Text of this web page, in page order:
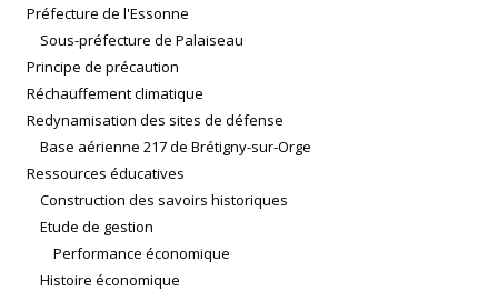
Préfecture de l'Essonne
Sous-préfecture de Palaiseau
Principe de précaution
Réchauffement climatique
Redynamisation des sites de défense
Base aérienne 217 de Brétigny-sur-Orge
Ressources éducatives
Construction des savoirs historiques
Etude de gestion
Performance économique
Histoire économique